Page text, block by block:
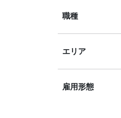
職種
エリア
雇用形態